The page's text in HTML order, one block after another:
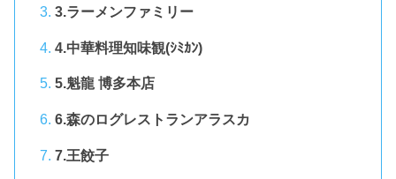
3.ラーメンファミリー
4.中華料理知味観(ｼﾐｶﾝ)
5.魁龍 博多本店
6.森のログレストランアラスカ
7.王餃子